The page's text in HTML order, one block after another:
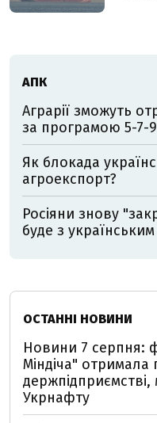
АПК
Аграрії зможуть
за програмою 5-7-
Як блокада
агроекспорт?
Росіяни знову
буде з
ОСТАННІ НОВИНИ
Новини 7 серпня:
Міндіча" отримала
Укрнафту